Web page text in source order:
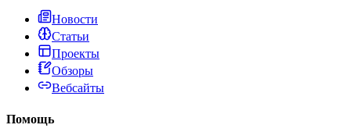
Новости
Статьи
Проекты
Обзоры
Вебсайты
Помощь